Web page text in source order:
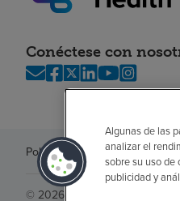
Conéctese con
Política de privacidadLegalSin
© 2026 Encompass Health
Algunas de las
analizar el
sobre su uso de
publicidad y